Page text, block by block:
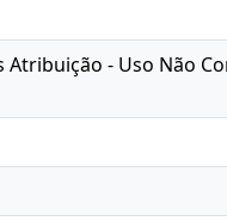
- Uso Não